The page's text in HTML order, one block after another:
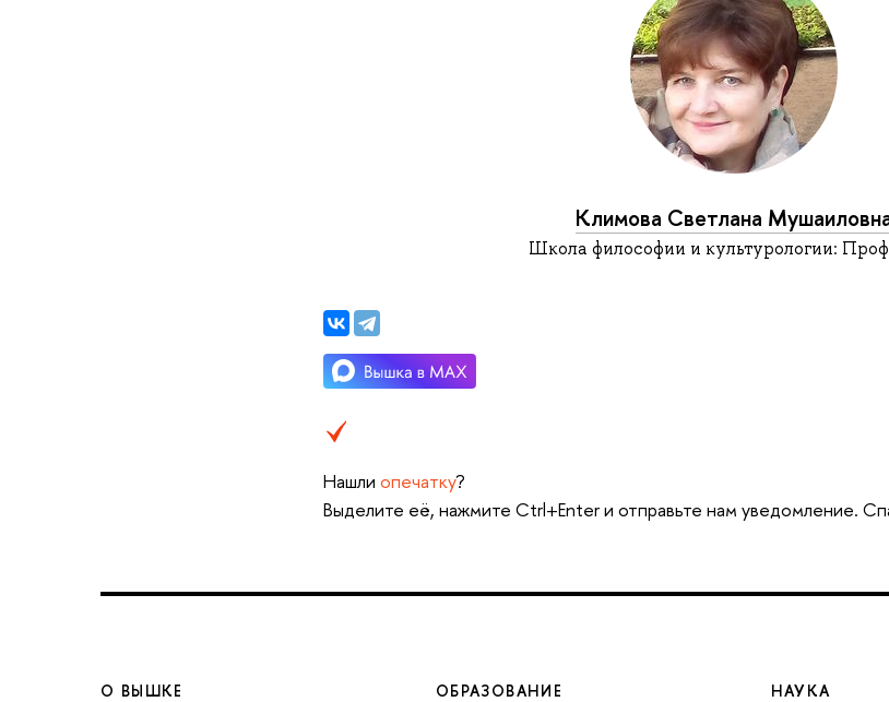
Климова Светлана
Школа философии и культурологии:
Нашли опечатку?
Выделите её, нажмите Ctrl+Enter и отправьте нам уведомление.
О ВЫШКЕ
ОБРАЗОВАНИЕ
НАУКА